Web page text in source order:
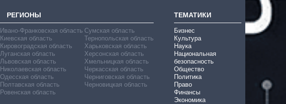
РЕГИОНЫ
Ивано-Франковская область
Киевская область
Кировоградская область
Луганская область
Львовская область
Николаевская область
Одесская область
Полтавская область
Ровенская область
Сумская область
Тернопольская область
Харьковская область
Херсонская область
Хмельницкая область
Черкасская область
Черниговская область
Черновицкая область
ТЕМАТИКИ
Бизнес
Культура
Наука
Национальная
безопасность
Общество
Политика
Право
Финансы
Экономика